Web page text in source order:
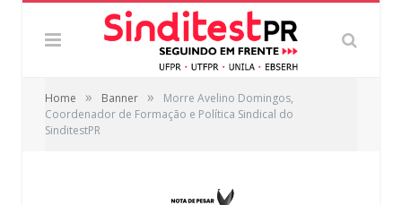
Home » Banner »
Morre Avelino Domingos,
Coordenador de Formação e Política Sindical do
SinditestPR